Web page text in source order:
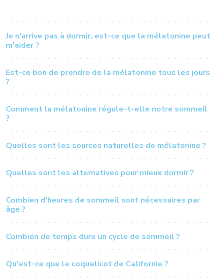
Je n'arrive pas à dormir, est-ce que la mélatonine peut
m'aider ?
Est-ce bon de prendre de la mélatonine tous les jours
?
Comment la mélatonine régule-t-elle notre sommeil
?
Quelles sont les sources naturelles de mélatonine ?
Quelles sont les alternatives pour mieux dormir ?
Combien d'heures de sommeil sont nécessaires par
âge ?
Combien de temps dure un cycle de sommeil ?
Qu'est-ce que le coquelicot de Californie ?